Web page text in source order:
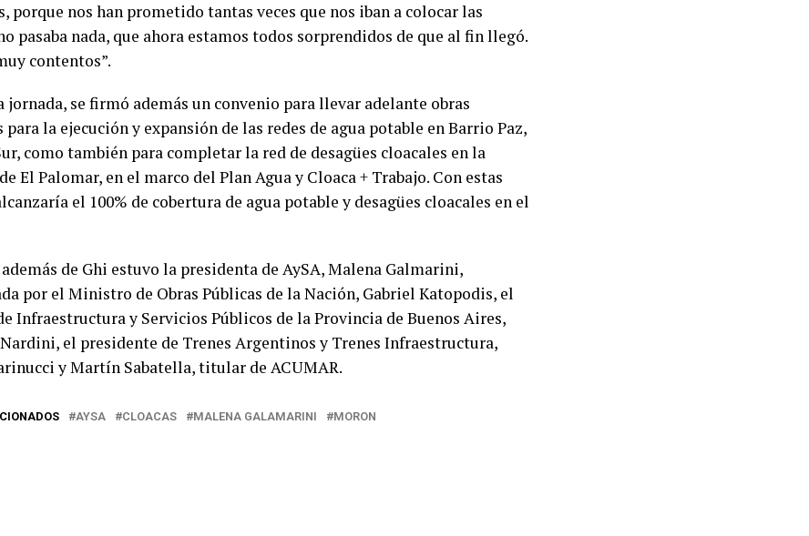
porque nos han prometido tantas veces que nos iban a colocar las
pasaba nada, que ahora estamos todos sorprendidos de que al fin llegó.
contentos”.
jornada, se firmó además un convenio para llevar adelante obras
para la ejecución y expansión de las redes de agua potable en Barrio Paz,
como también para completar la red de desagües cloacales en la
El Palomar, en el marco del Plan Agua y Cloaca + Trabajo. Con estas
el 100% de cobertura de agua potable y desagües cloacales en el
de Ghi estuvo la presidenta de AySA, Malena Galmarini,
por el Ministro de Obras Públicas de la Nación, Gabriel Katopodis, el
Infraestructura y Servicios Públicos de la Provincia de Buenos Aires,
el presidente de Trenes Argentinos y Trenes Infraestructura,
y Martín Sabatella, titular de ACUMAR.
AYSA CLOACAS MALENA GALAMARINI MORON